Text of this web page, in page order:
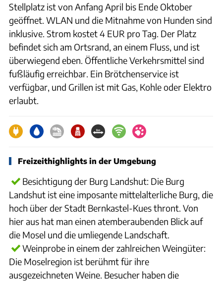
Stellplatz ist von Anfang April bis Ende Oktober
geöffnet. WLAN und die Mitnahme von Hunden sind
inklusive. Strom kostet 4 EUR pro Tag. Der Platz
befindet sich am Ortsrand, an einem Fluss, und ist
überwiegend eben. Öffentliche Verkehrsmittel sind
fußläufig erreichbar. Ein Brötchenservice ist
verfügbar, und Grillen ist mit Gas, Kohle oder Elektro
erlaubt.
Freizeithighlights in der Umgebung
Besichtigung der Burg Landshut: Die Burg
Landshut ist eine imposante mittelalterliche Burg, die
hoch über der Stadt Bernkastel-Kues thront. Von
hier aus hat man einen atemberaubenden Blick auf
die Mosel und die umliegende Landschaft.
Weinprobe in einem der zahlreichen Weingüter:
Die Moselregion ist berühmt für ihre
ausgezeichneten Weine. Besucher haben die